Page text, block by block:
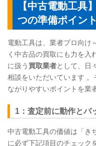
【中古電動工具
つの準備ポイント
電動工具は、業者プロ向け
く中古品の買取にも力を入
に扱う 買取業者として、日
相談をいただいています
ながりやすいポイントを業
1：査定前に動作とバ
中古電動工具の価値は「き
に必ず下記項目のチェック